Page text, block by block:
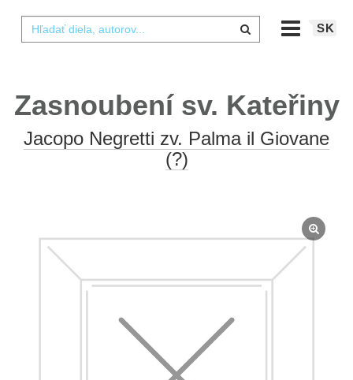
SK
Zasnoubení sv. Kateřiny
Jacopo Negretti zv. Palma il Giovane
(?)